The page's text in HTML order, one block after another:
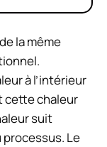
la même
à l’intérieur
cette chaleur
suit
Le